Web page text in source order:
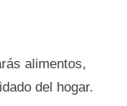
alimentos,
del hogar.